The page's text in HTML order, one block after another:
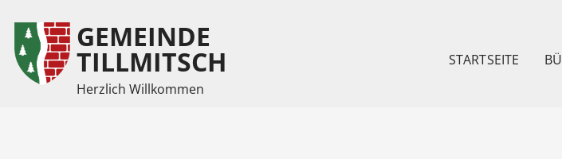
Inhalt
Accesskey
Hauptmenü
Accesskey
GEMEINDE
TILLMITSCH
Herzlich Willkommen
STARTSEITE